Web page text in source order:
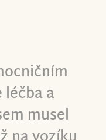
a
musel